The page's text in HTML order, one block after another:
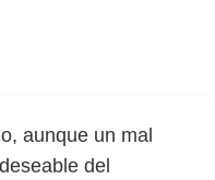
aunque un mal
del